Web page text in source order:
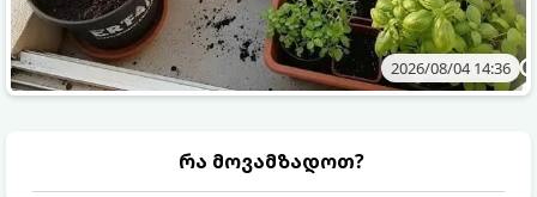
2026/08/04 14:36
რა მოვამზადოთ?